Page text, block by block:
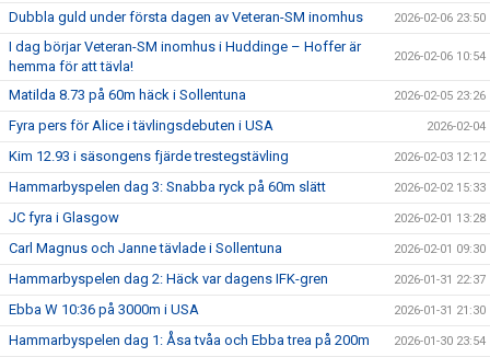
Dubbla guld under första dagen av Veteran-SM inomhus 2026-02-06 23:50
I dag börjar Veteran-SM inomhus i Huddinge – Hoffer är
hemma för att tävla!
2026-02-06 10:54
Matilda 8.73 på 60m häck i Sollentuna 2026-02-05 23:26
Fyra pers för Alice i tävlingsdebuten i USA 2026-02-04
Kim 12.93 i säsongens fjärde trestegstävling 2026-02-03 12:12
Hammarbyspelen dag 3: Snabba ryck på 60m slätt 2026-02-02 15:33
JC fyra i Glasgow 2026-02-01 13:28
Carl Magnus och Janne tävlade i Sollentuna 2026-02-01 09:30
Hammarbyspelen dag 2: Häck var dagens IFK-gren 2026-01-31 22:37
Ebba W 10:36 på 3000m i USA 2026-01-31 21:30
Hammarbyspelen dag 1: Åsa tvåa och Ebba trea på 200m 2026-01-30 23:54